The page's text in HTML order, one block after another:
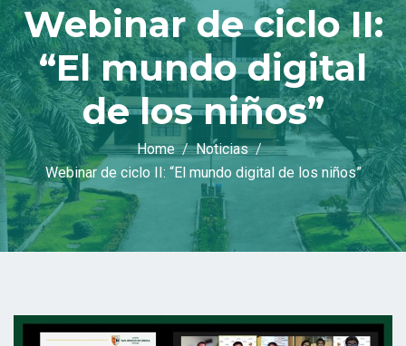
Webinar de ciclo II:
“El mundo digital
de los niños”
Home
Noticias
Webinar de ciclo II: “El mundo digital de los niños”